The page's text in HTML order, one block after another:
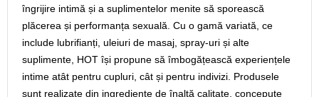
îngrijire intimă și a suplimentelor menite să sporească
plăcerea și performanța sexuală. Cu o gamă variată, ce
include lubrifianți, uleiuri de masaj, spray-uri și alte
suplimente, HOT își propune să îmbogățească experiențele
intime atât pentru cupluri, cât și pentru indivizi. Produsele
sunt realizate din ingrediente de înaltă calitate, concepute